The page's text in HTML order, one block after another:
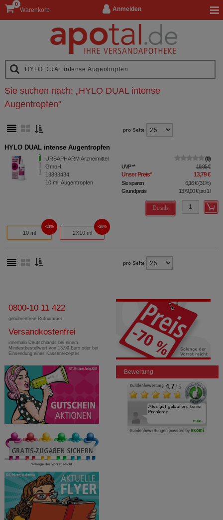
Anmelden
Warenkorb
0
Sie suchen nach: „HYLO DUAL intense
Augentropfen“
pro Seite
HYLO DUAL intense Augentropfen
URSAPHARM Arzneimittel
GmbH
13833434
10 ml Augentropfen
0
UVP** 19,95 €
Unser Preis* 13,79 €
Sie sparen 6,16 €(31%)
Grundpreis
1379,00 €pro 1 l
Details
10 ml
31%
2X10 ml
20%
pro Seite
0800-10 11 422
gebührenfreie Rufnummer
Versandkostenfrei
innerhalb Deutschlands bei einem
Mindestbestellwert von 13,99 Euro oder bei
Einsendung eines Kassenrezeptes
Bewertung